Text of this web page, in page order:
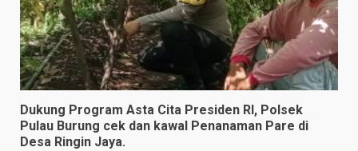
Dukung Program Asta Cita Presiden RI, Polsek
Pulau Burung cek dan kawal Penanaman Pare di
Desa Ringin Jaya.